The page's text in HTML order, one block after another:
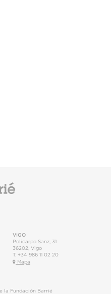
VIGO
Policarpo Sanz, 31
36202 Vigo
T. +34 986 11 02 20
Mapa
la Fundación Barrié